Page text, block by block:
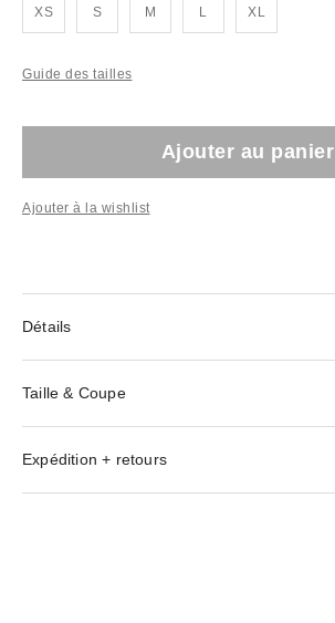
XS S M L XL
Guide des tailles
Ajouter au panier
Ajouter à la wishlist
Détails
Taille & Coupe
Expédition + retours